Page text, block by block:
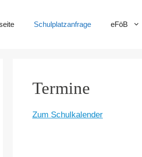
Schulplatzanfrage eFöB
Termine
Zum Schulkalender